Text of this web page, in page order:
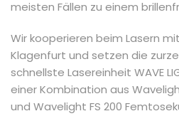
meisten Fällen zu einem
Wir kooperieren beim Lasern
Klagenfurt und setzen die
schnellste Lasereinheit WAVE
einer Kombination aus
und Wavelight FS 200